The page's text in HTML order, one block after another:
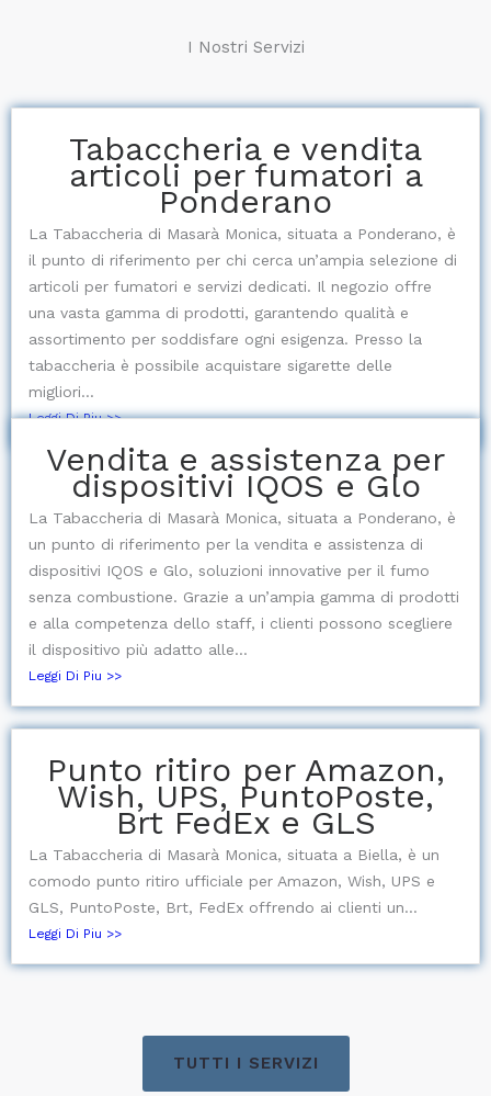
I Nostri Servizi
Tabaccheria e vendita
articoli per fumatori a
Ponderano
La Tabaccheria di Masarà Monica, situata a Ponderano, è
il punto di riferimento per chi cerca un’ampia selezione di
articoli per fumatori e servizi dedicati. Il negozio offre
una vasta gamma di prodotti, garantendo qualità e
assortimento per soddisfare ogni esigenza. Presso la
tabaccheria è possibile acquistare sigarette delle
migliori...
Leggi Di Piu >>
Vendita e assistenza per
dispositivi IQOS e Glo
La Tabaccheria di Masarà Monica, situata a Ponderano, è
un punto di riferimento per la vendita e assistenza di
dispositivi IQOS e Glo, soluzioni innovative per il fumo
senza combustione. Grazie a un’ampia gamma di prodotti
e alla competenza dello staff, i clienti possono scegliere
il dispositivo più adatto alle...
Leggi Di Piu >>
Punto ritiro per Amazon,
Wish, UPS, PuntoPoste,
Brt FedEx e GLS
La Tabaccheria di Masarà Monica, situata a Biella, è un
comodo punto ritiro ufficiale per Amazon, Wish, UPS e
GLS, PuntoPoste, Brt, FedEx offrendo ai clienti un...
Leggi Di Piu >>
TUTTI I SERVIZI